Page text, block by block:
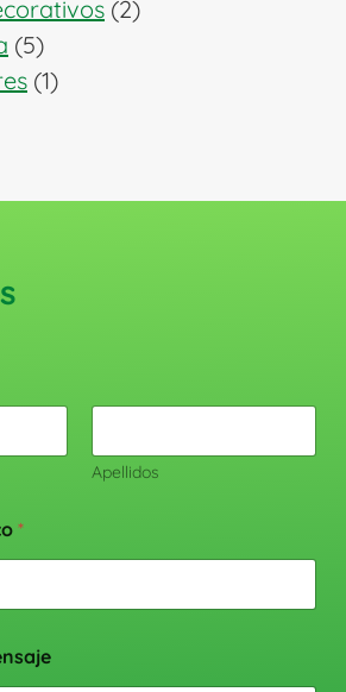
22
55
productos
11
Apellidos
*